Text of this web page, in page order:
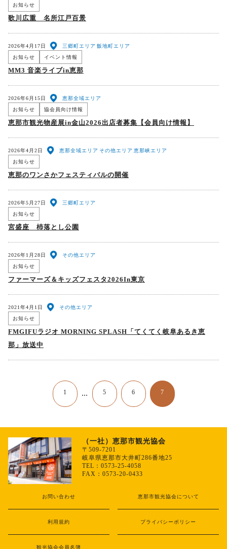
歌川広重 名所江戸百景
お知らせ
MM3 音楽ライブin恵那
お知らせ イベント情報
2026年4月17日 三郷町エリア 飯地町エリア
恵那市観光物産展in金山2026出店者募集【会員向け情報】
お知らせ 協会員向け情報
2026年6月15日 恵那全域エリア
恵那のワンさかフェスティバルの開催
お知らせ
2026年4月2日 恵那全域エリア その他エリア 恵那峡エリア
宮盛座 杮落とし公園
お知らせ
2026年5月27日 三郷町エリア
ファーマーズ＆キッズフェスタ2026In東京
お知らせ
2026年1月28日 その他エリア
FMGIFUラジオ MORNING SPLASH「てくてく岐阜あるき恵
那」放送中
お知らせ
2021年4月1日 その他エリア
1 … 5 6 7
（一社）恵那市観光協会
〒509-7201
岐阜県恵那市大井町286番地25
TEL：0573-25-4058
FAX：0573-20-0433
お問い合わせ 恵那市観光協会について
利用規約 プライバシーポリシー
観光協会会員名簿